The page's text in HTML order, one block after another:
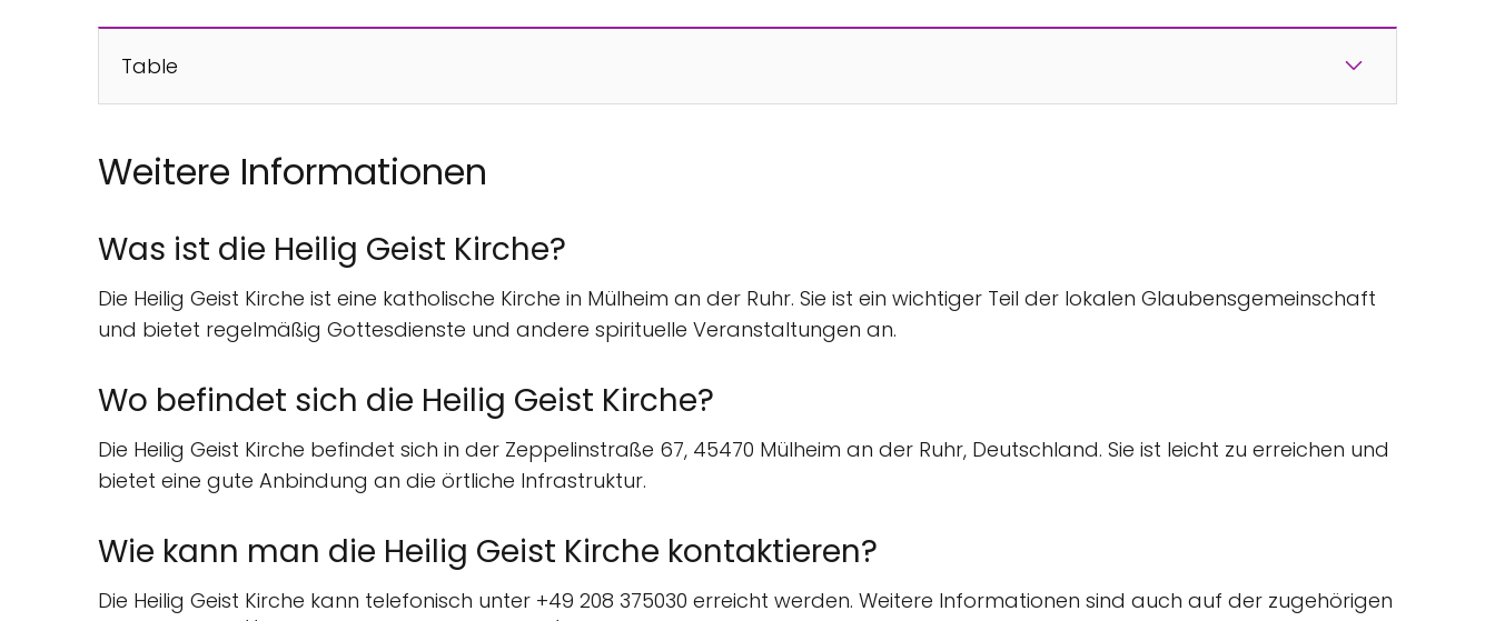
Table
Weitere Informationen
Was ist die Heilig Geist Kirche?
Die Heilig Geist Kirche ist eine katholische Kirche in Mülheim an der Ruhr. Sie ist ein wichtiger Teil der lokalen Glaubensgemeinschaft
und bietet regelmäßig Gottesdienste und andere spirituelle Veranstaltungen an.
Wo befindet sich die Heilig Geist Kirche?
Die Heilig Geist Kirche befindet sich in der Zeppelinstraße 67, 45470 Mülheim an der Ruhr, Deutschland. Sie ist leicht zu erreichen und
bietet eine gute Anbindung an die örtliche Infrastruktur.
Wie kann man die Heilig Geist Kirche kontaktieren?
Die Heilig Geist Kirche kann telefonisch unter +49 208 375030 erreicht werden. Weitere Informationen sind auch auf der zugehörigen